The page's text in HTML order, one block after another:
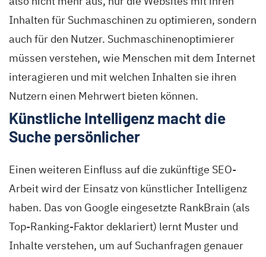
Inhalten für Suchmaschinen zu optimieren, sondern
auch für den Nutzer. Suchmaschinenoptimierer
müssen verstehen, wie Menschen mit dem Internet
interagieren und mit welchen Inhalten sie ihren
Nutzern einen Mehrwert bieten können.
Künstliche Intelligenz macht die
Suche persönlicher
Einen weiteren Einfluss auf die zukünftige SEO-
Arbeit wird der Einsatz von künstlicher Intelligenz
haben. Das von Google eingesetzte RankBrain (als
Top-Ranking-Faktor deklariert) lernt Muster und
Inhalte verstehen, um auf Suchanfragen genauer